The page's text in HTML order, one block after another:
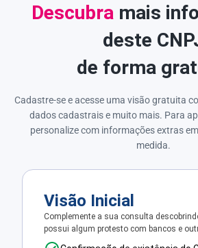
Descubra mais
deste
de forma
Cadastre-se e acesse uma visão gratuita
dados cadastrais e muito mais. Para
personalize com informações extras
medida.
Visão Inicial
Complemente a sua consulta
possui algum protesto com bancos e